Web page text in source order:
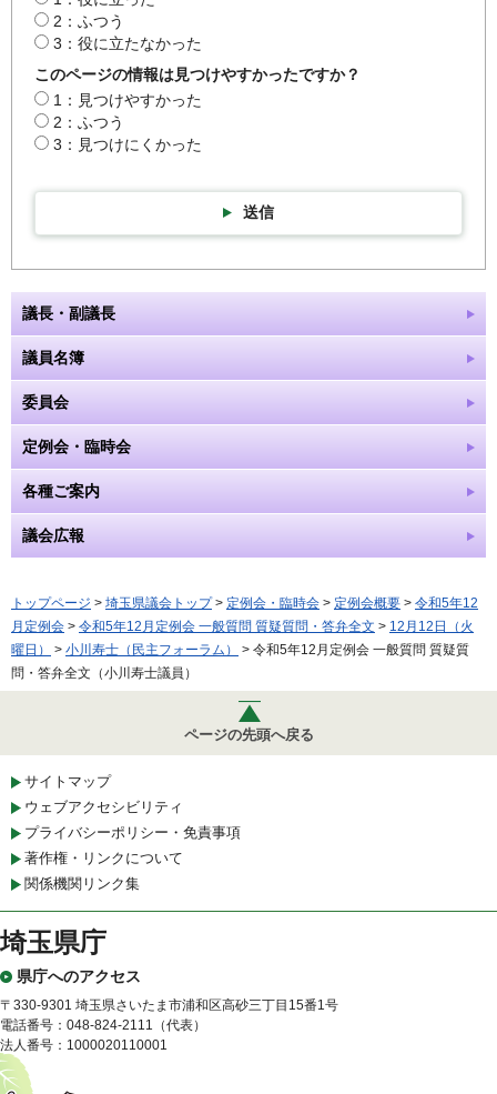
2：ふつう
3：役に立たなかった
このページの情報は見つけやすかったですか？
1：見つけやすかった
2：ふつう
3：見つけにくかった
送信
議長・副議長
議員名簿
委員会
定例会・臨時会
各種ご案内
議会広報
トップページ > 埼玉県議会トップ> 定例会・臨時会 > 定例会概要 > 令和5年12
月定例会 > 令和5年12月定例会 一般質問 質疑質問・答弁全文 > 12月12日（火
曜日）
> 小川寿士（民主フォーラム）
> 令和5年12月定例会 一般質問 質疑質
問・答弁全文（小川寿士議員）
ページの先頭へ戻る
サイトマップ
ウェブアクセシビリティ
プライバシーポリシー・免責事項
著作権・リンクについて
関係機関リンク集
埼玉県庁
県庁へのアクセス
〒330-9301 埼玉県さいたま市浦和区高砂三丁目15番1号
電話番号：048-824-2111（代表）
法人番号：1000020110001